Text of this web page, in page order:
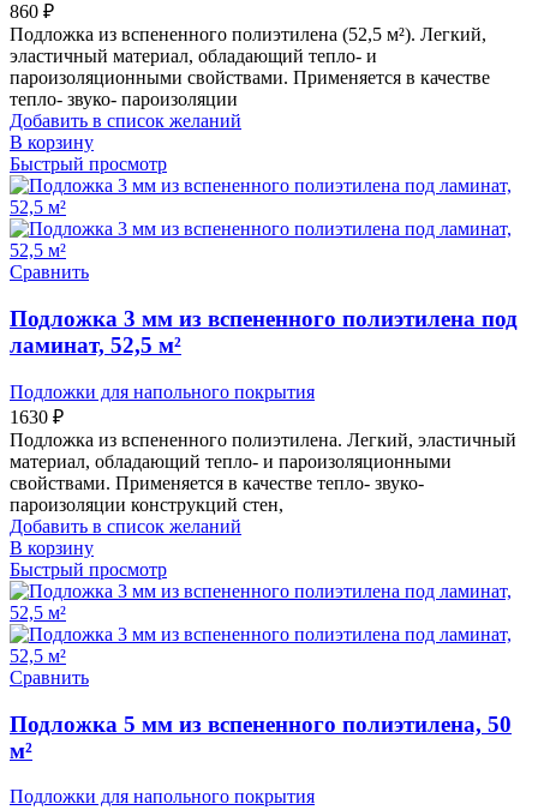
860 ₽
Подложка из вспененного полиэтилена (52,5 м²). Легкий,
эластичный материал, обладающий тепло- и
пароизоляционными свойствами. Применяется в качестве
тепло- звуко- пароизоляции
Добавить в список желаний
В корзину
Быстрый просмотр
Сравнить
Подложка 3 мм из вспененного полиэтилена под
ламинат, 52,5 м²
Подложки для напольного покрытия
1630 ₽
Подложка из вспененного полиэтилена. Легкий, эластичный
материал, обладающий тепло- и пароизоляционными
свойствами. Применяется в качестве тепло- звуко-
пароизоляции конструкций стен,
Добавить в список желаний
В корзину
Быстрый просмотр
Сравнить
Подложка 5 мм из вспененного полиэтилена, 50
м²
Подложки для напольного покрытия